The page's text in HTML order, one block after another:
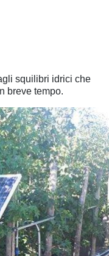
squilibri idrici che
breve tempo.